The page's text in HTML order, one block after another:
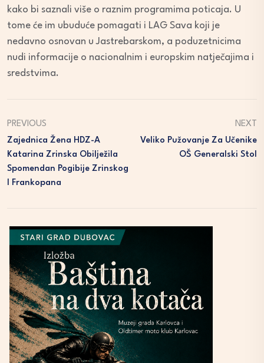
kako bi saznali više o raznim programima poticaja. U
tome će im ubuduće pomagati i LAG Sava koji je
nedavno osnovan u Jastrebarskom, a poduzetnicima
nudi informacije o nacionalnim i europskim natječajima i
sredstvima.
PREVIOUS
Zajednica Žena HDZ-A
Katarina Zrinska Obilježila
Spomendan Pogibije Zrinskog
I Frankopana
NEXT
Veliko Pužovanje Za Učenike
OŠ Generalski Stol